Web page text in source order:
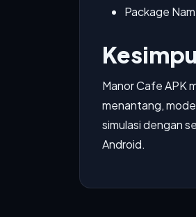
Package
Manor Cafe APK
menantang,
simulasi dengan
Android.